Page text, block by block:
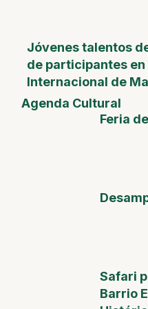
Jóvenes talentos
de participantes en
Internacional de
Agenda Cultural
Feria
Safari
Barrio